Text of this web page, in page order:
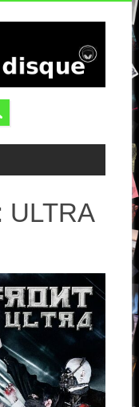
ULTRA